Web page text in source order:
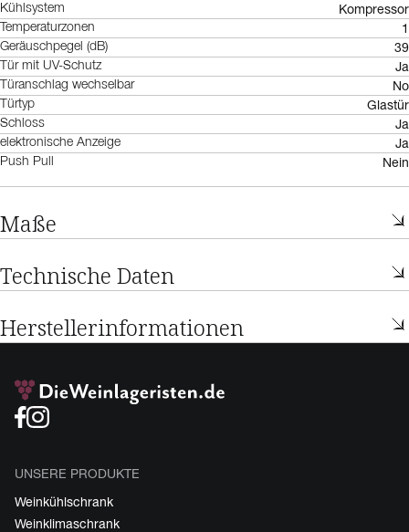
Kühlsystem Kompressor
Temperaturzonen 1
Geräuschpegel (dB) 39
Tür mit UV-Schutz Ja
Türanschlag wechselbar No
Türtyp Glastür
Schloss Ja
elektronische Anzeige Ja
Push Pull Nein
Maße
Technische Daten
Herstellerinformationen
UNSERE PRODUKTE
Weinkühlschrank
Weinklimaschrank